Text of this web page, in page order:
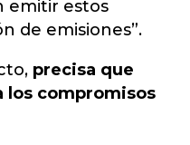
emitir estos
de emisiones”.
precisa que
los compromisos